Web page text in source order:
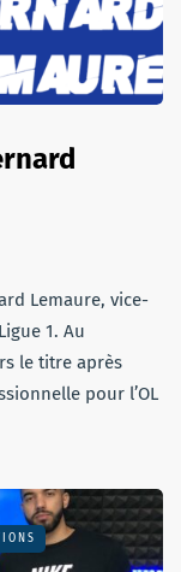
Lemaure, vice-
1. Au
le titre après
pour l’OL